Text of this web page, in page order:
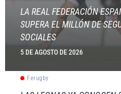
LA REAL FEDERACIÓN
SUPERA EL MILLÓN DE
SOCIALES
5 DE AGOSTO DE 2026
Ferugby